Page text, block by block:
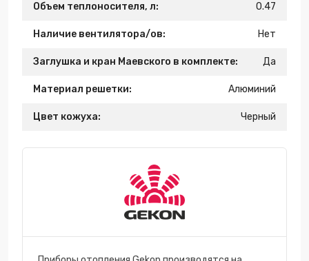
Объем теплоносителя, л: 0.47
Наличие вентилятора/ов: Нет
Заглушка и кран Маевского в комплекте: Да
Материал решетки: Алюминий
Цвет кожуха: Черный